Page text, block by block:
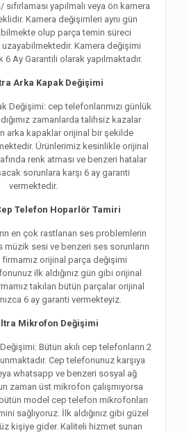
yapılmalı veya ön kamera
Kamera değişimleri aynı gün
olup parça temin süreci
uzayabilmektedir. Kamera değişimi
Ay Garantili olarak yapılmaktadır.
Arka Kapak Değişimi
Değişimi: cep telefonlarımızı günlük
zamanlarda talihsiz kazalar
arka kapaklar orijinal bir şekilde
Ürünlerimiz kesinlikle orijinal
renk atması ve benzeri hatalar
sorunlara karşı 6 ay garanti
vermektedir.
Telefon Hoparlör Tamiri
en çok rastlanan ses problemlerin
müzik sesi ve benzeri ses sorunların
orijinal parça değişimi
ilk aldığınız gün gibi orijinal
takılan bütün parçalar orijinal
6 ay garanti vermekteyiz.
Mikrofon Değişimi
Bütün akılı cep telefonların 2
Cep telefonunuz karşıya
whatsapp ve benzeri sosyal ağ
zaman üst mikrofon çalışmıyorsa
model cep telefon mikrofonları
sağlıyoruz. İlk aldığınız gibi güzel
kişiye gider. Kaliteli hizmet sunan